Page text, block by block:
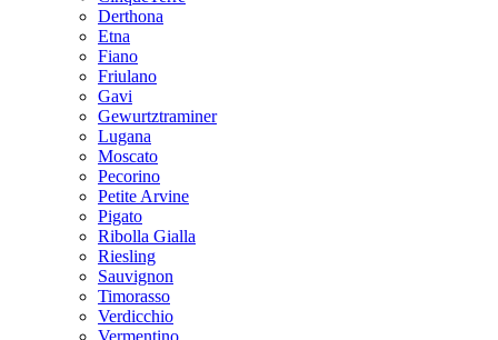
Derthona
Etna
Fiano
Friulano
Gavi
Gewurtztraminer
Lugana
Moscato
Pecorino
Petite Arvine
Pigato
Ribolla Gialla
Riesling
Sauvignon
Timorasso
Verdicchio
Vermentino